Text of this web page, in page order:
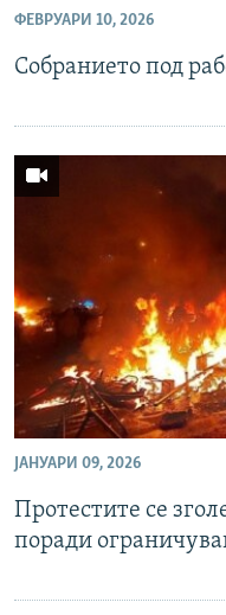
ФЕВРУАРИ 10, 2026
Собранието под
ЈАНУАРИ 09, 2026
Протестите се
поради